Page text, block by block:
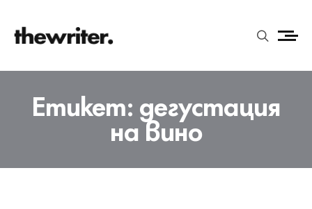
Етикет:дегустация
на вино